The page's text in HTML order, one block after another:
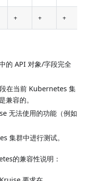
+ + +
的 API 对象/字段完全
在当前 Kubernetes 集
兼容的。
无法使用的功能（例如
集群中进行测试。
的兼容性说明：